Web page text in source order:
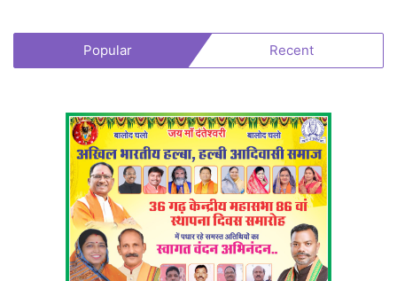
Popular Recent